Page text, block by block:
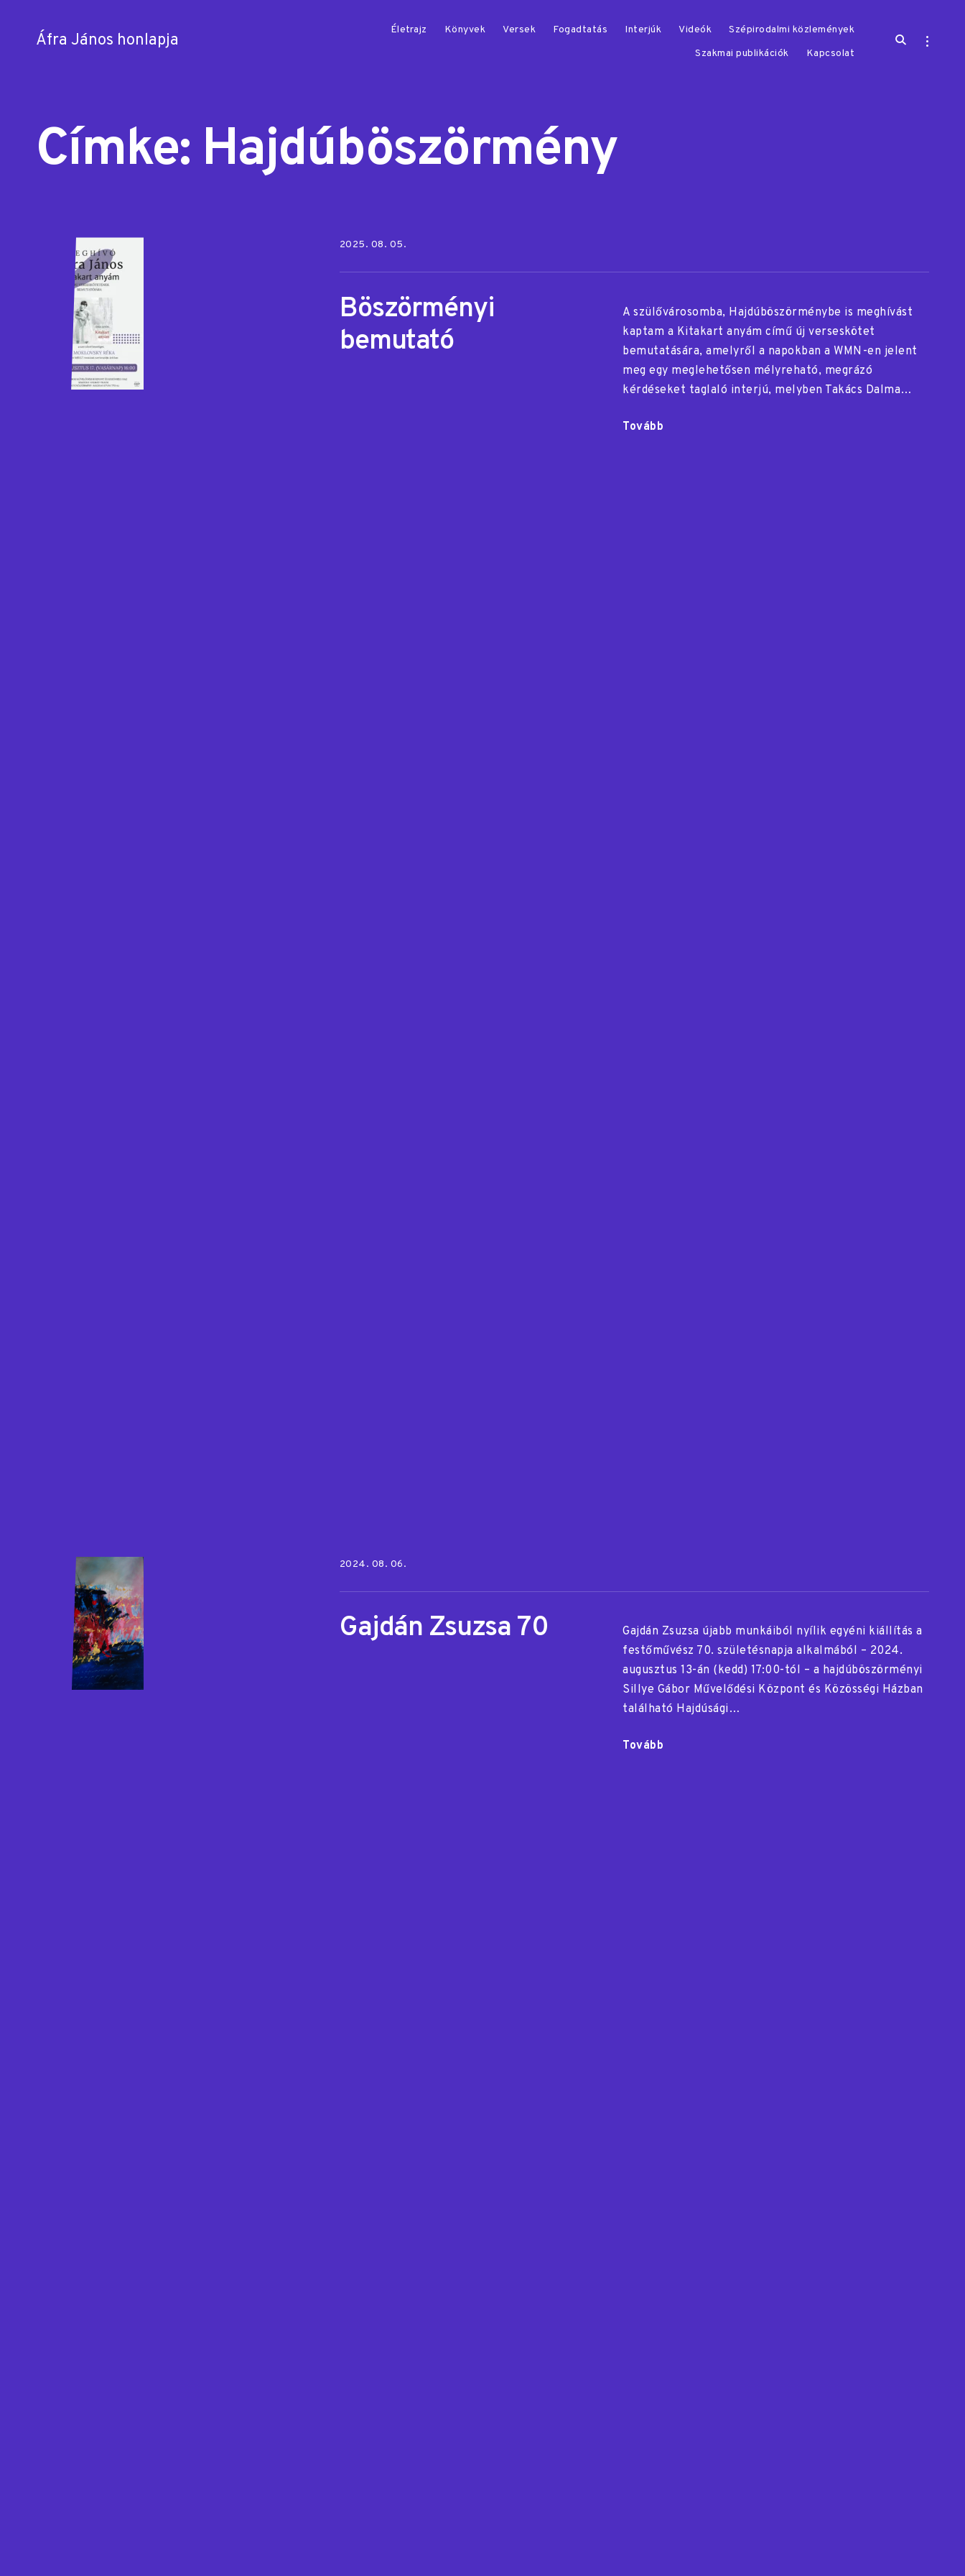
Áfra János honlapja
Életrajz Könyvek Versek Fogadtatás Interjúk Videók
Szépirodalmi közlemények
Szakmai publikációk
Kapcsolat
open
open
Címke: Hajdúböszörmény
Posted on:
2025. 08. 05.
Böszörményi
bemutató
A szülővárosomba, Hajdúböszörménybe is meghívást
kaptam a Kitakart anyám című új verseskötet
bemutatására, amelyről a napokban a WMN-en jelent
meg egy meglehetősen mélyreható, megrázó
kérdéseket taglaló interjú, melyben Takács Dalma…
Tovább
Posted on:
2024. 08. 06.
Gajdán Zsuzsa 70
Gajdán Zsuzsa újabb munkáiból nyílik egyéni kiállítás a
festőművész 70. születésnapja alkalmából – 2024.
augusztus 13-án (kedd) 17:00-tól – a hajdúböszörményi
Sillye Gábor Művelődési Központ és Közösségi Házban
található Hajdúsági…
Tovább